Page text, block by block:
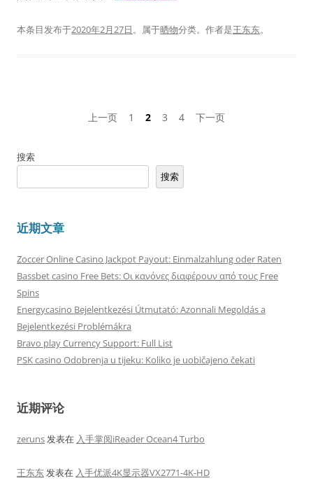
本条目发布于2020年2月27日。属于晒物分类。 作者是王东东。
分
上一页 1 2 3 4 下一页
搜索
搜索
近期文章
Zoccer Online Casino Jackpot Payout: Einmalzahlung oder Raten
Bassbet casino Free Bets: Οι κανόνες διαφέρουν από τους Free
Spins
Energycasino Bejelentkezési Útmutató: Azonnali Megoldás a
Bejelentkezési Problémákra
Bravo play Currency Support: Full List
PSK casino Odobrenja u tijeku: Koliko je uobičajeno čekati
近期评论
zeruns发表在 入手掌阅iReader Ocean4 Turbo
王东东发表在 入手优派4K显示器VX2771-4K-HD